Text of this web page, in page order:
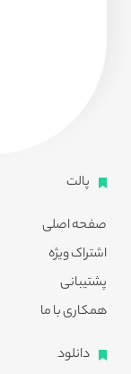
پالت
صفحه اصلی
اشتراک ویژه
پشتیبانی
همکاری با ما
دانلود